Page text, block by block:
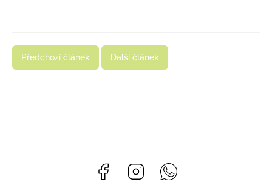
Předchozí článek Další článek
Facebook Instagram